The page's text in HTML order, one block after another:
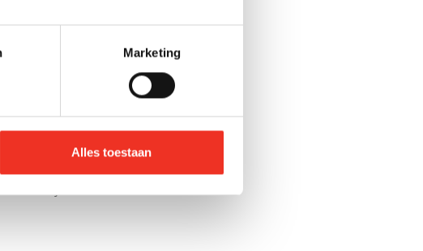
Marketing
Alles toestaan
de staat van het
voor onderhoud en
of nauwelijks. Bij een
onderhoud, wat bij
stellen
zij een